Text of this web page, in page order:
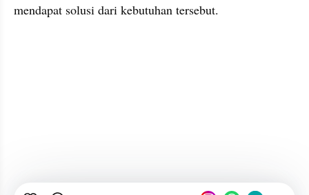
mendapat solusi dari kebutuhan tersebut.